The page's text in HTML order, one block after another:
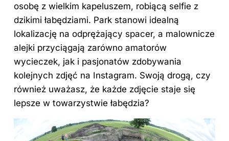
osobę z wielkim kapeluszem, robiącą selfie z
dzikimi łabędziami. Park stanowi idealną
lokalizację na odprężający spacer, a malownicze
alejki przyciągają zarówno amatorów
wycieczek, jak i pasjonatów zdobywania
kolejnych zdjęć na Instagram. Swoją drogą, czy
również uważasz, że każde zdjęcie staje się
lepsze w towarzystwie łabędzia?